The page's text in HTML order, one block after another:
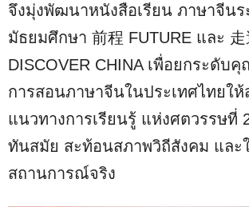
จึงมุ่งพัฒนาหนังสือเรียน ภาษาจีนร
มัธยมศึกษา 前程 FUTURE และ 走
DISCOVER CHINA เพื่อยกระดับ
การสอนภาษาจีนในประเทศไทยใ
แนวทางการเรียนรู้ แห่งศตวรรษที่
ทันสมัย สะท้อนสภาพวิถีสังคม และ
สถานการณ์จริง